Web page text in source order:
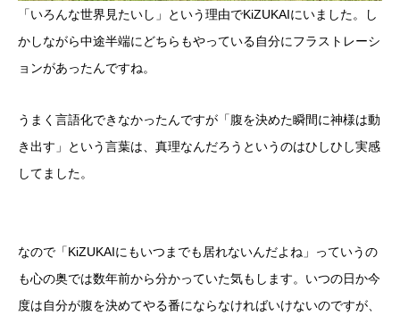
「いろんな世界見たいし」という理由でKiZUKAIにいました。し
かしながら中途半端にどちらもやっている自分にフラストレーシ
ョンがあったんですね。
うまく言語化できなかったんですが「腹を決めた瞬間に神様は動
き出す」という言葉は、真理なんだろうというのはひしひし実感
してました。
なので「KiZUKAIにもいつまでも居れないんだよね」っていうの
も心の奥では数年前から分かっていた気もします。いつの日か今
度は自分が腹を決めてやる番にならなければいけないのですが、